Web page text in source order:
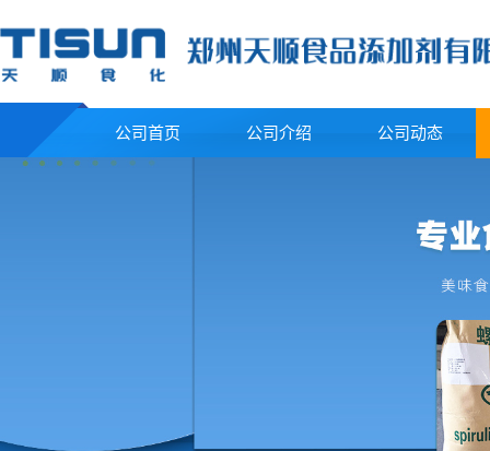
公司首页 公司介绍 公司动态